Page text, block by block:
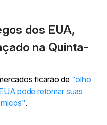
dos EUA,
na Quinta-
ficarão de "olho
pode retomar suas
.